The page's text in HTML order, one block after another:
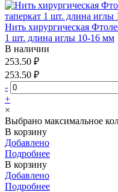
Нить хирургическая
1 шт. длина иглы 10-16 мм
В наличии
253.50 ₽
253.50 ₽
-
+
×
Выбрано максимальное
В корзину
Добавлено
Подробнее
В корзину
Добавлено
Подробнее